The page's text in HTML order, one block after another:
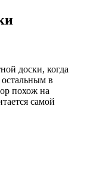
доски, когда
в
похож на
самой